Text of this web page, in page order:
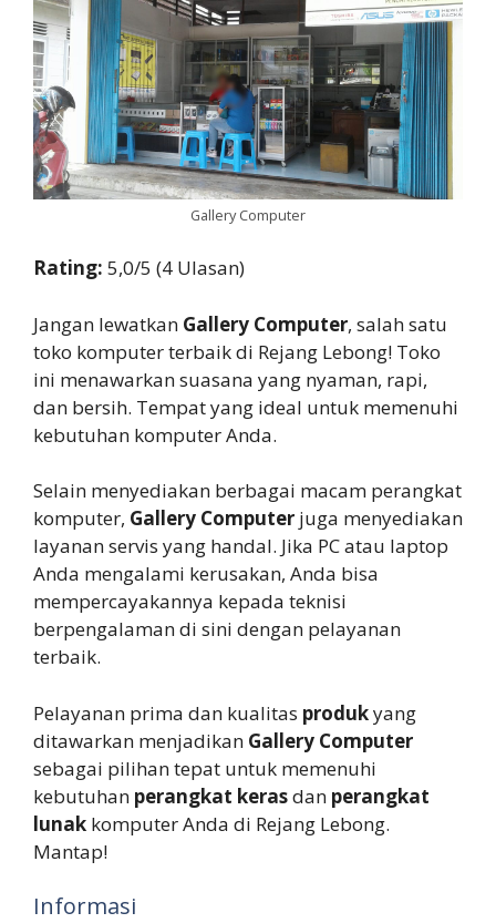
Gallery Computer
Rating: 5,0/5 (4 Ulasan)
Jangan lewatkan Gallery Computer, salah satu
toko komputer terbaik di Rejang Lebong! Toko
ini menawarkan suasana yang nyaman, rapi,
dan bersih. Tempat yang ideal untuk memenuhi
kebutuhan komputer Anda.
Selain menyediakan berbagai macam perangkat
komputer, Gallery Computer juga menyediakan
layanan servis yang handal. Jika PC atau laptop
Anda mengalami kerusakan, Anda bisa
mempercayakannya kepada teknisi
berpengalaman di sini dengan pelayanan
terbaik.
Pelayanan prima dan kualitas produkyang
ditawarkan menjadikan Gallery Computer
sebagai pilihan tepat untuk memenuhi
kebutuhan perangkat kerasdan perangkat
lunak komputer Anda di Rejang Lebong.
Mantap!
Informasi